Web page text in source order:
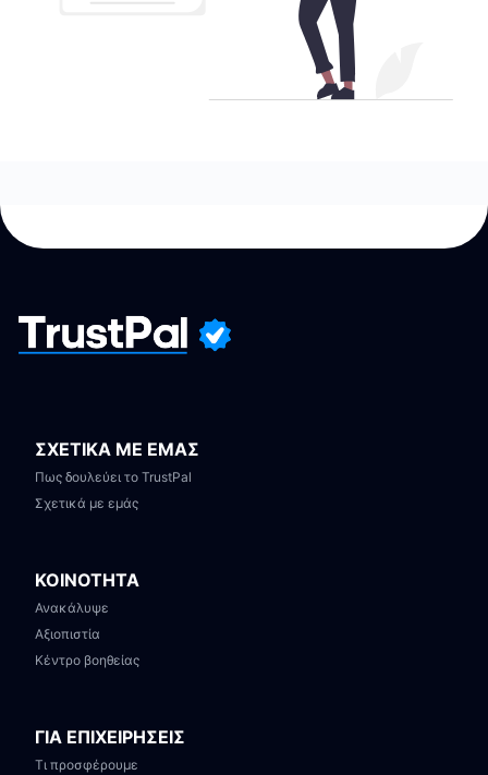
ΣΧΕΤΙΚΑ ΜΕ ΕΜΑΣ
Πως δουλεύει το TrustPal
Σχετικά με εμάς
ΚΟΙΝΟΤΗΤΑ
Ανακάλυψε
Αξιοπιστία
Κέντρο βοηθείας
ΓΙΑ ΕΠΙΧΕΙΡΗΣΕΙΣ
Τι προσφέρουμε